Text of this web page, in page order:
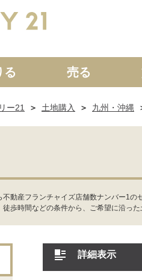
て 中古一戸建て
る 売る
ー21 土地購入 九州・沖縄
動産フランチャイズ店舗数ナンバー1
歩時間などの条件から、ご希望に沿っ
詳細表示